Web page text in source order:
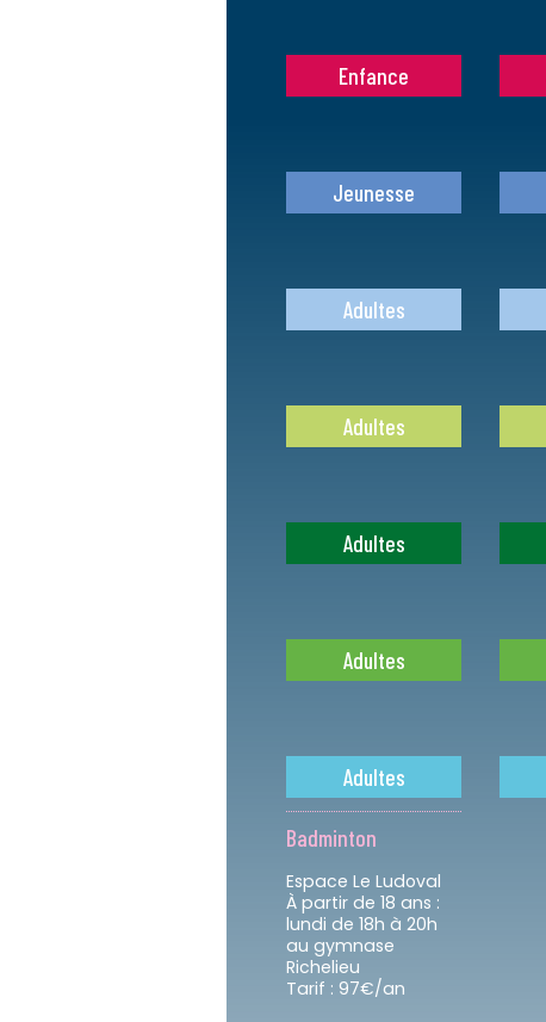
Enfance
Jeunesse
Adultes
Adultes
Adultes
Adultes
Adultes
Badminton
Espace Le Ludoval
À partir de 18 ans :
lundi de 18h à 20h
au gymnase
Richelieu
Tarif : 97€/an